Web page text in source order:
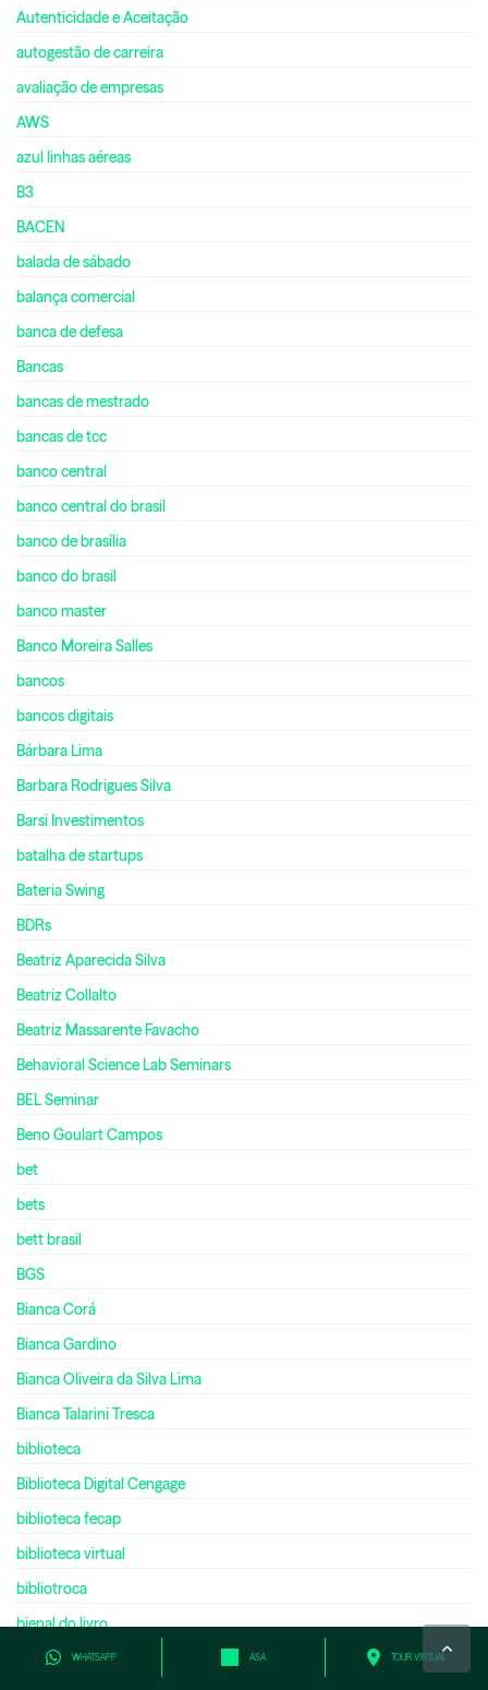
WHATSAPP ASA TOUR VIRTUAL
Autenticidade e Aceitação
autogestão de carreira
avaliação de empresas
AWS
azul linhas aéreas
B3
BACEN
balada de sábado
balança comercial
banca de defesa
Bancas
bancas de mestrado
bancas de tcc
banco central
banco central do brasil
banco de brasília
banco do brasil
banco master
Banco Moreira Salles
bancos
bancos digitais
Bárbara Lima
Barbara Rodrigues Silva
Barsi Investimentos
batalha de startups
Bateria Swing
BDRs
Beatriz Aparecida Silva
Beatriz Collalto
Beatriz Massarente Favacho
Behavioral Science Lab Seminars
BEL Seminar
Beno Goulart Campos
bet
bets
bett brasil
BGS
Bianca Corá
Bianca Gardino
Bianca Oliveira da Silva Lima
Bianca Talarini Tresca
biblioteca
Biblioteca Digital Cengage
biblioteca fecap
biblioteca virtual
bibliotroca
bienal do livro
bilíngue